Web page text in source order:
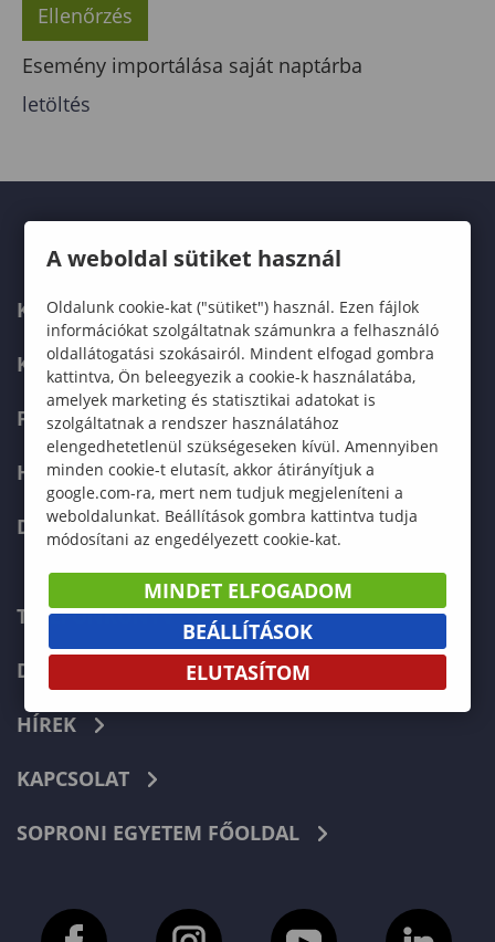
Ellenőrzés
Esemény importálása saját naptárba
letöltés
KARUNK
KÉPZÉSEK
FELVÉTELIZŐKNEK
HALLGATÓKNAK
DOKTORI ISKOLA
TELEFONKÖNYV
DOKUMENTUMOK
HÍREK
KAPCSOLAT
SOPRONI EGYETEM FŐOLDAL
A weboldal sütiket használ
Oldalunk cookie-kat ("sütiket") használ. Ezen fájlok
információkat szolgáltatnak számunkra a felhasználó
oldallátogatási szokásairól. Mindent elfogad gombra
kattintva, Ön beleegyezik a cookie-k használatába,
amelyek marketing és statisztikai adatokat is
szolgáltatnak a rendszer használatához
elengedhetetlenül szükségeseken kívül. Amennyiben
minden cookie-t elutasít, akkor átirányítjuk a
google.com-ra, mert nem tudjuk megjeleníteni a
weboldalunkat. Beállítások gombra kattintva tudja
módosítani az engedélyezett cookie-kat.
MINDET ELFOGADOM
BEÁLLÍTÁSOK
ELUTASÍTOM